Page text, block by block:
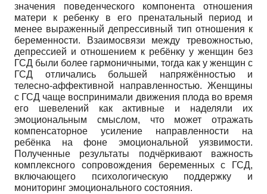
значения поведенческого компонента отношения
матери к ребенку в его пренатальный период и
менее выраженный депрессивный тип отношения к
беременности. Взаимосвязи между тревожностью,
депрессией и отношением к ребёнку у женщин без
ГСД были более гармоничными, тогда как у женщин с
ГСД отличались большей напряжённостью и
телесно-аффективной направленностью. Женщины
с ГСД чаще воспринимали движения плода во время
его шевелений как активные и наделяли их
эмоциональным смыслом, что может отражать
компенсаторное усиление направленности на
ребёнка на фоне эмоциональной уязвимости.
Полученные результаты подчёркивают важность
комплексного сопровождения беременных с ГСД,
включающего психологическую поддержку и
мониторинг эмоционального состояния.